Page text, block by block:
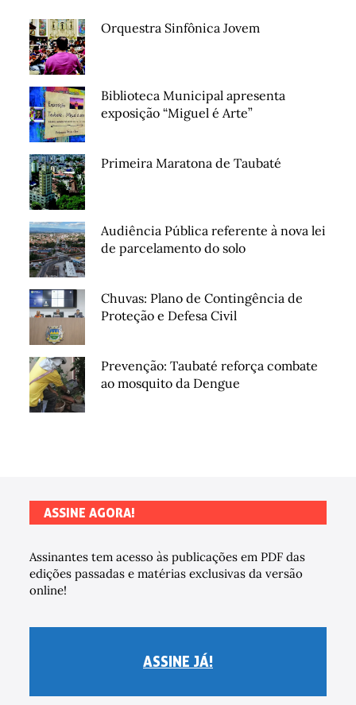
Orquestra Sinfônica Jovem
Biblioteca Municipal apresenta
exposição “Miguel é Arte”
Primeira Maratona de Taubaté
Audiência Pública referente à nova lei
de parcelamento do solo
Chuvas: Plano de Contingência de
Proteção e Defesa Civil
Prevenção: Taubaté reforça combate
ao mosquito da Dengue
ASSINE AGORA!
Assinantes tem acesso às publicações em PDF das
edições passadas e matérias exclusivas da versão
online!
ASSINE JÁ!